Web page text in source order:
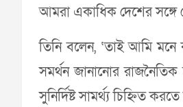
আমরা একাধিক দেশের সঙ্গে
তিনি বলেন, ‘তাই আমি
সমর্থন জানানোর
সুনির্দিষ্ট সামর্থ্য চিহ্নিত